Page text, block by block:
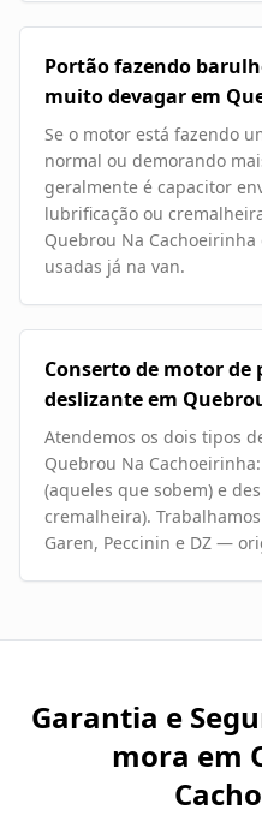
Portão fazendo
muito devagar em
Se o motor está fazendo
normal ou demorando
geralmente é capacitor
lubrificação ou
Quebrou Na Cachoeirinha
usadas já na van.
Conserto de motor
deslizante em
Atendemos os dois tipos
Quebrou Na
(aqueles que sobem) e
cremalheira).
Garen, Peccinin e DZ —
Garantia e
mora em